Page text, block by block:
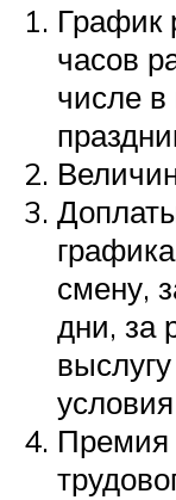
График
часов
числе
смену,
дни, за
Премия